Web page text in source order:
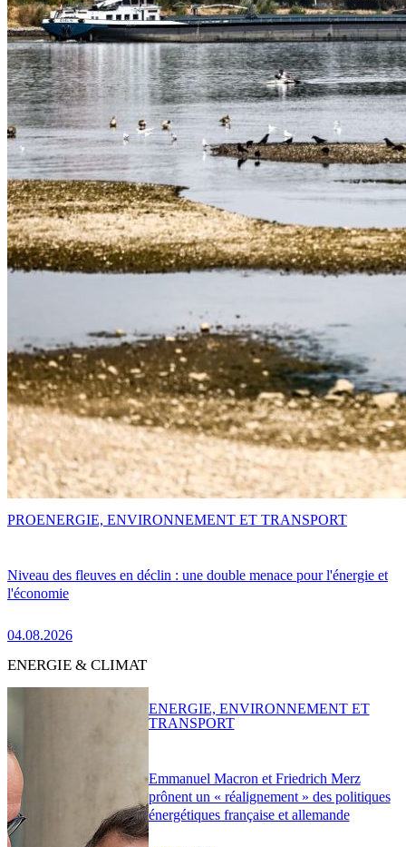
Niveau des fleuves en déclin : une double menace pour l'énergie et
l'économie
04.08.2026
PROENERGIE, ENVIRONNEMENT ET TRANSPORT
ENERGIE & CLIMAT
Emmanuel Macron et Friedrich Merz
prônent un « réalignement » des politiques
énergétiques française et allemande
ENERGIE, ENVIRONNEMENT ET
TRANSPORT